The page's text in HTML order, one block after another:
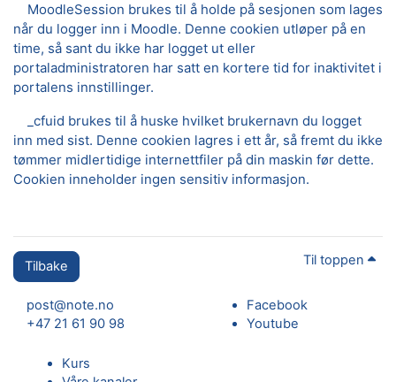
MoodleSession brukes til å holde på sesjonen som lages
når du logger inn i Moodle. Denne cookien utløper på en
time, så sant du ikke har logget ut eller
portaladministratoren har satt en kortere tid for inaktivitet i
portalens innstillinger.
_cfuid brukes til å huske hvilket brukernavn du logget
inn med sist. Denne cookien lagres i ett år, så fremt du ikke
tømmer midlertidige internettfiler på din maskin før dette.
Cookien inneholder ingen sensitiv informasjon.
Tilbake Til toppen
post@note.no
+47 21 61 90 98
Facebook
Youtube
Kurs